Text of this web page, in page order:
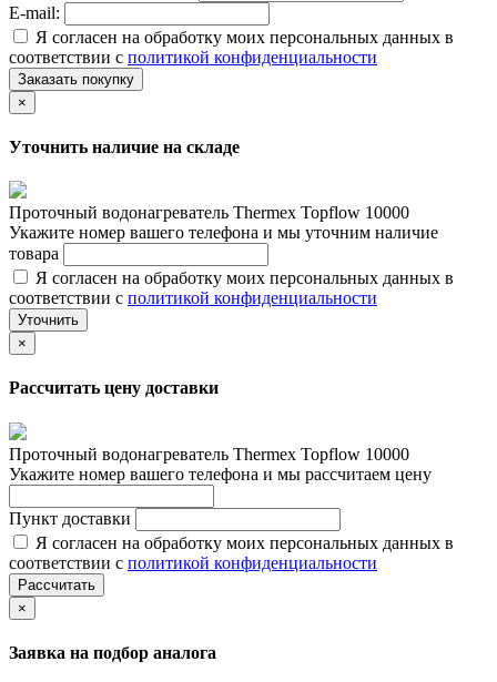
E-mail:
Я согласен на обработку моих персональных данных в
соответствии с политикой конфиденциальности
Заказать покупку
×
Уточнить наличие на складе
Проточный водонагреватель Thermex Topflow 10000
Укажите номер вашего телефона и мы уточним наличие
товара
Я согласен на обработку моих персональных данных в
соответствии с политикой конфиденциальности
Уточнить
×
Рассчитать цену доставки
Проточный водонагреватель Thermex Topflow 10000
Укажите номер вашего телефона и мы рассчитаем цену
Пункт доставки
Я согласен на обработку моих персональных данных в
соответствии с политикой конфиденциальности
Рассчитать
×
Заявка на подбор аналога